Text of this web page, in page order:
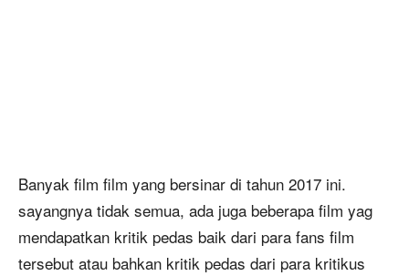
Banyak film film yang bersinar di tahun 2017 ini.
sayangnya tidak semua, ada juga beberapa film yag
mendapatkan kritik pedas baik dari para fans film
tersebut atau bahkan kritik pedas dari para kritikus